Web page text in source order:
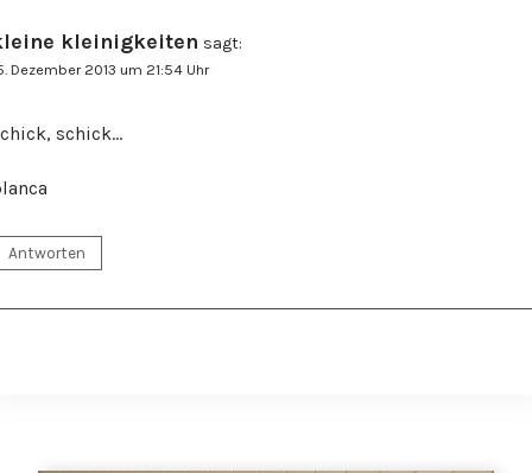
kleinigkeiten sagt:
Dezember 2013 um 21:54 Uhr
schick…
Antworten